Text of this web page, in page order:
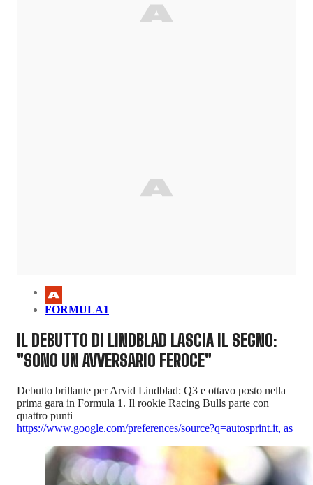
FORMULA1
IL DEBUTTO DI LINDBLAD LASCIA IL SEGNO:
"SONO UN AVVERSARIO FEROCE"
Debutto brillante per Arvid Lindblad: Q3 e ottavo posto nella
prima gara in Formula 1. Il rookie Racing Bulls parte con
quattro punti
https://www.google.com/preferences/source?q=autosprint.it, as